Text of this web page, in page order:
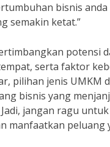
bisnis
semakin ketat.”
potensi
serta faktor
pilihan jenis UMKM
bisnis yang
jangan ragu
manfaatkan peluang